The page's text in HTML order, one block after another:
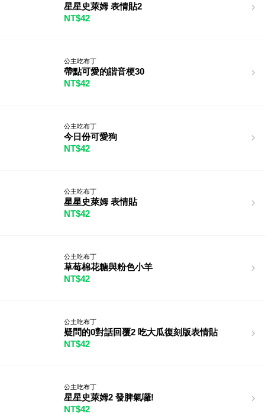
星星史萊姆 表情貼2
NT$42
公主吃布丁
帶點可愛的諧音梗30
NT$42
公主吃布丁
今日份可愛狗
NT$42
公主吃布丁
星星史萊姆 表情貼
NT$42
公主吃布丁
草莓棉花糖與粉色小羊
NT$42
公主吃布丁
疑問的0對話回覆2 吃大瓜復刻版表情貼
NT$42
公主吃布丁
星星史萊姆2 發脾氣囉!
NT$42